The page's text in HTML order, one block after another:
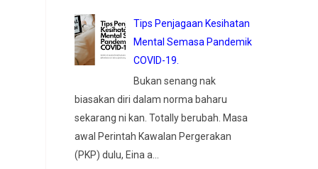
Tips Penjagaan Kesihatan
Mental Semasa Pandemik
COVID-19.
Bukan senang nak
biasakan diri dalam norma baharu
sekarang ni kan. Totally berubah. Masa
awal Perintah Kawalan Pergerakan
(PKP) dulu, Eina a...